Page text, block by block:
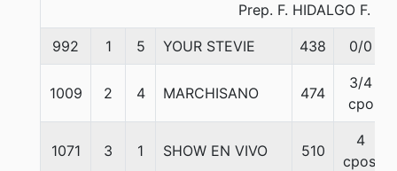
Prep. F. HIDALGO F.
992 1 5 YOUR STEVIE 438 0/0
1009 2 4 MARCHISANO 474
3/4
cpo
1071 3 1 SHOW EN VIVO 510
4
cpos.